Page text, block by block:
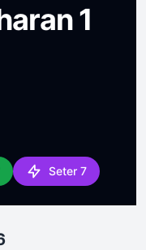
1
Seter 7